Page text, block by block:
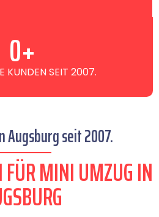
KUNDEN SEIT 2007.
0+
Augsburg seit 2007.
MINI UMZUG IN